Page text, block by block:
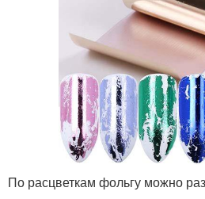
По расцветкам фольгу можно